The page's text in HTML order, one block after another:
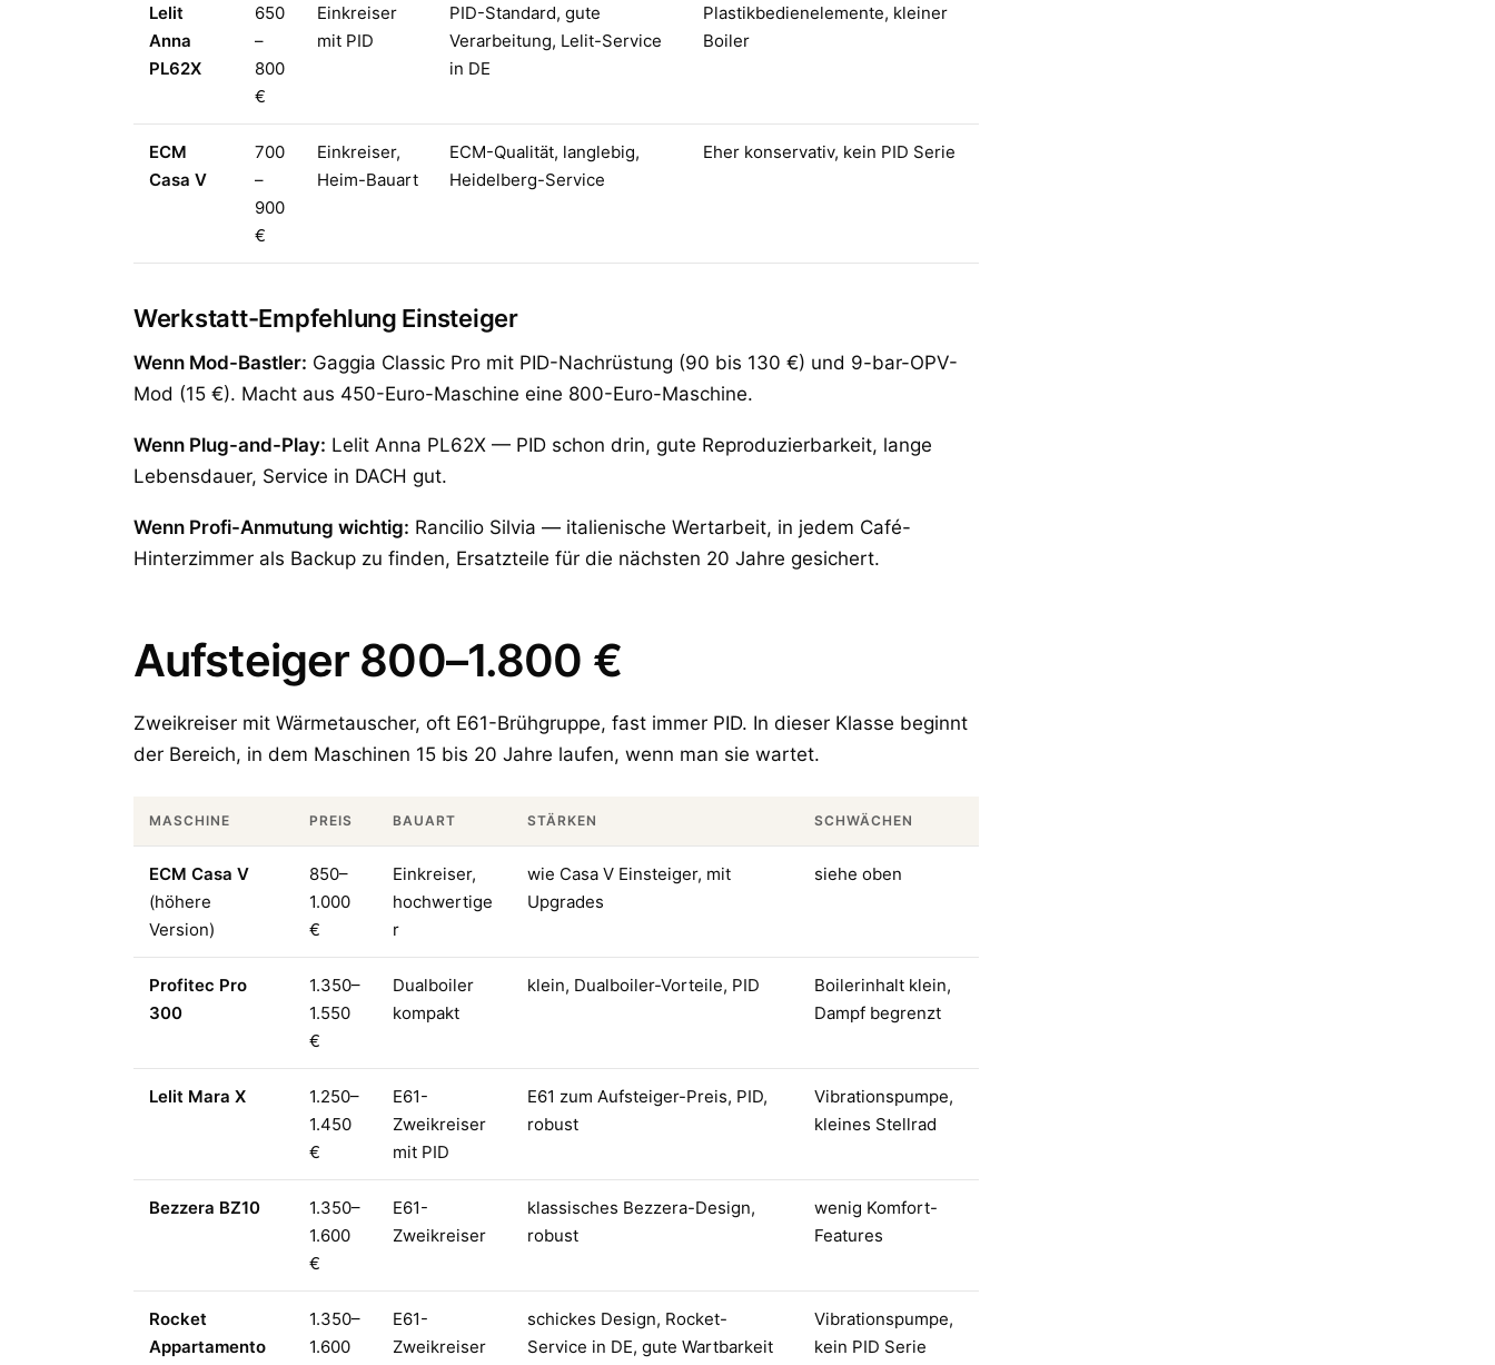
Lelit
Anna
PL62X
650
–
800
€
Einkreiser
mit PID
PID-Standard, gute
Verarbeitung, Lelit-Service
in DE
Plastikbedienelemente, kleiner
Boiler
ECM
Casa V
700
–
900
€
Einkreiser,
Heim-Bauart
ECM-Qualität, langlebig,
Heidelberg-Service
Eher konservativ, kein PID Serie
Werkstatt-Empfehlung Einsteiger
Wenn Mod-Bastler: Gaggia Classic Pro mit PID-Nachrüstung (90 bis 130 €) und 9-bar-OPV-
Mod (15 €). Macht aus 450-Euro-Maschine eine 800-Euro-Maschine.
Wenn Plug-and-Play: Lelit Anna PL62X — PID schon drin, gute Reproduzierbarkeit, lange
Lebensdauer, Service in DACH gut.
Wenn Profi-Anmutung wichtig: Rancilio Silvia — italienische Wertarbeit, in jedem Café-
Hinterzimmer als Backup zu finden, Ersatzteile für die nächsten 20 Jahre gesichert.
Aufsteiger 800–1.800 €
Zweikreiser mit Wärmetauscher, oft E61-Brühgruppe, fast immer PID. In dieser Klasse beginnt
der Bereich, in dem Maschinen 15 bis 20 Jahre laufen, wenn man sie wartet.
MASCHINE PREIS BAUART STÄRKEN SCHWÄCHEN
ECM Casa V
(höhere
Version)
850–
1.000
€
Einkreiser,
hochwertige
r
wie Casa V Einsteiger, mit
Upgrades
siehe oben
Profitec Pro
300
1.350–
1.550
€
Dualboiler
kompakt
klein, Dualboiler-Vorteile, PID
Boilerinhalt klein,
Dampf begrenzt
Lelit Mara X
1.250–
1.450
€
E61-
Zweikreiser
mit PID
E61 zum Aufsteiger-Preis, PID,
robust
Vibrationspumpe,
kleines Stellrad
Bezzera BZ10
1.350–
1.600
€
E61-
Zweikreiser
klassisches Bezzera-Design,
robust
wenig Komfort-
Features
Rocket
Appartamento
1.350–
1.600
E61-
Zweikreiser
schickes Design, Rocket-
Service in DE, gute Wartbarkeit
Vibrationspumpe,
kein PID Serie